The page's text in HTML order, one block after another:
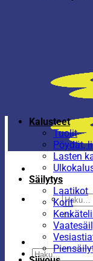
Etsi:
Etsi:
Kalusteet
Tuolit
Pöydät,
Lasten
Säilytys
Laatikot
Korit